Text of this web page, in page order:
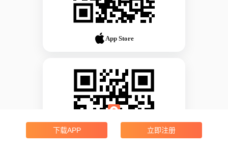
App Store
下载APP 立即注册